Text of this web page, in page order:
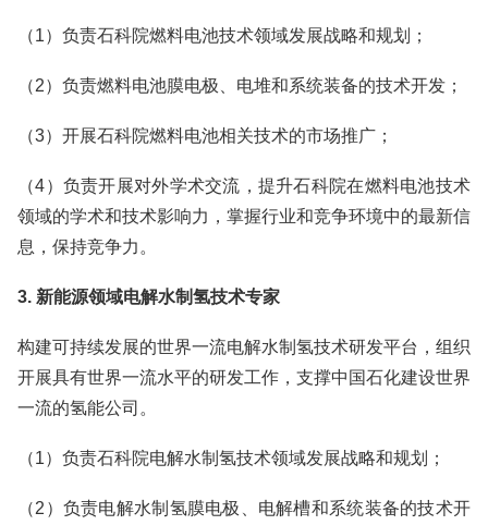
（1）负责石科院燃料电池技术领域发展战略和规划；
（2）负责燃料电池膜电极、电堆和系统装备的技术开发；
（3）开展石科院燃料电池相关技术的市场推广；
（4）负责开展对外学术交流，提升石科院在燃料电池技术
领域的学术和技术影响力，掌握行业和竞争环境中的最新信
息，保持竞争力。
3. 新能源领域电解水制氢技术专家
构建可持续发展的世界一流电解水制氢技术研发平台，组织
开展具有世界一流水平的研发工作，支撑中国石化建设世界
一流的氢能公司。
（1）负责石科院电解水制氢技术领域发展战略和规划；
（2）负责电解水制氢膜电极、电解槽和系统装备的技术开